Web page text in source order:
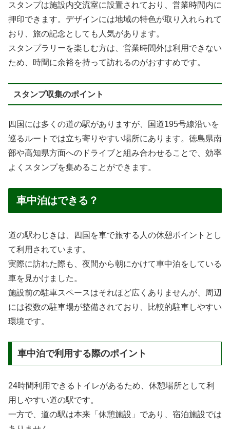
スタンプは施設内交流室に設置されており、営業時間内に
押印できます。デザインには地域の特色が取り入れられて
おり、旅の記念としても人気があります。
スタンプラリーを楽しむ方は、営業時間外は利用できない
ため、時間に余裕を持って訪れるのがおすすめです。
スタンプ収集のポイント
四国には多くの道の駅がありますが、国道195号線沿いを
巡るルートでは立ち寄りやすい場所にあります。徳島県南
部や高知県方面へのドライブと組み合わせることで、効率
よくスタンプを集めることができます。
車中泊はできる？
道の駅わじきは、四国を車で旅する人の休憩ポイントとし
て利用されています。
実際に訪れた際も、夜間から朝にかけて車中泊をしている
車を見かけました。
施設前の駐車スペースはそれほど広くありませんが、周辺
には複数の駐車場が整備されており、比較的駐車しやすい
環境です。
車中泊で利用する際のポイント
24時間利用できるトイレがあるため、休憩場所として利
用しやすい道の駅です。
一方で、道の駅は本来「休憩施設」であり、宿泊施設では